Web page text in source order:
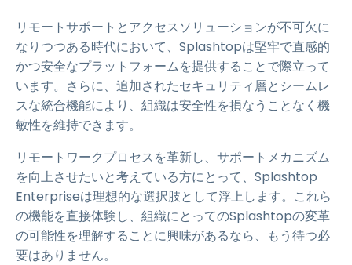
リモートサポートとアクセスソリューションが不可欠に
なりつつある時代において、Splashtopは堅牢で直感的
かつ安全なプラットフォームを提供することで際立って
います。さらに、追加されたセキュリティ層とシームレ
スな統合機能により、組織は安全性を損なうことなく機
敏性を維持できます。
リモートワークプロセスを革新し、サポートメカニズム
を向上させたいと考えている方にとって、Splashtop
Enterpriseは理想的な選択肢として浮上します。これら
の機能を直接体験し、組織にとってのSplashtopの変革
の可能性を理解することに興味があるなら、もう待つ必
要はありません。